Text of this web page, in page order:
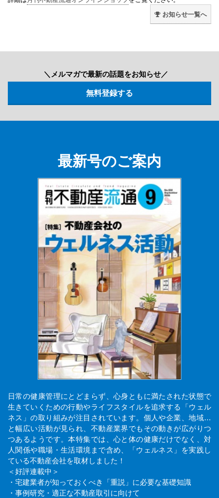
お知らせ一覧へ
＼メルマガで最新の話題をお知らせ／
最新号のご案内
日常の健康管理にとどまらず、心身ともに満たされた状態で
生きていくための行動やライフスタイルを追求する「ウェル
ネス」の取り組みが注目されています。個人や企業、地域…
と幅広い活動が見られ、不動産業界でもその動きが広がりつ
つあるようです。本特集では、心と体の健康だけでなく、対
人関係や職場・生活環境まで含め、「ウェルネス」を実践し
ている不動産会社を取材しました！
＜好評連載中＞
・宅建業者が知っておくべき「重説」に必要な基礎知識
・事例研究・適正な不動産取引に向けて